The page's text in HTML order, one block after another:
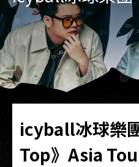
icyball冰球樂
Top》Asia